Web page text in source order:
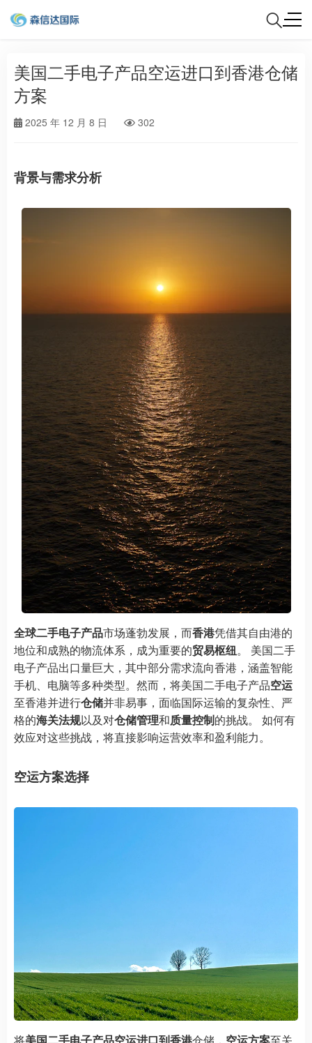
美国二手电子产品空运进口到香港仓储
方案
2025 年 12 月 8 日 302
背景与需求分析
全球二手电子产品市场蓬勃发展，而香港凭借其自由港的
地位和成熟的物流体系，成为重要的贸易枢纽。 美国二手
电子产品出口量巨大，其中部分需求流向香港，涵盖智能
手机、电脑等多种类型。然而，将美国二手电子产品空运
至香港并进行仓储并非易事，面临国际运输的复杂性、严
格的海关法规以及对仓储管理和质量控制的挑战。 如何有
效应对这些挑战，将直接影响运营效率和盈利能力。
空运方案选择